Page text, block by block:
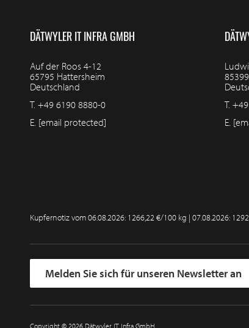
DÄTWYLER IT INFRA GMBH
Auf der Roos 4-12
65795 Hattersheim
Deutschland
T. +49 6190 8880-0
E. [email protected]
T.
E.
Kupfernotiz vom06.08.2026: 1266,22 €/100 kg | 07.08.2026:
Melden Sie sich für unseren Newsletter an
Copyright © 2026 Dätwyler IT Infra GmbH